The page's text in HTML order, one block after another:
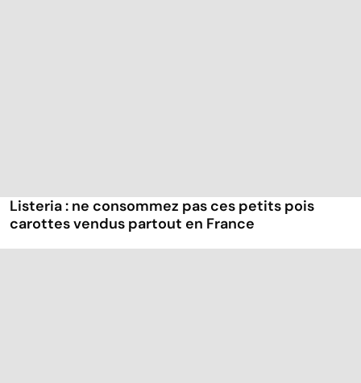
Listeria : ne consommez pas ces petits pois
carottes vendus partout en France